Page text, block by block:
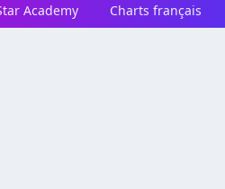
Academy Charts français